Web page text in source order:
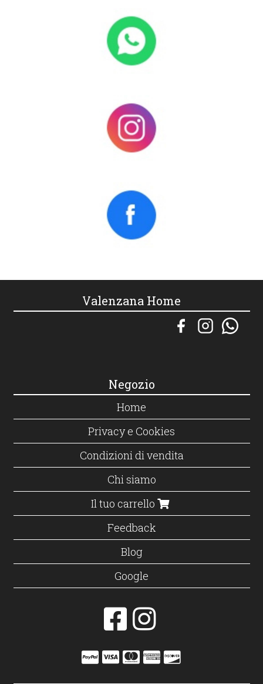
Valenzana Home
Negozio
Home
Privacy e Cookies
Condizioni di vendita
Chi siamo
Il tuo carrello
Feedback
Blog
Google